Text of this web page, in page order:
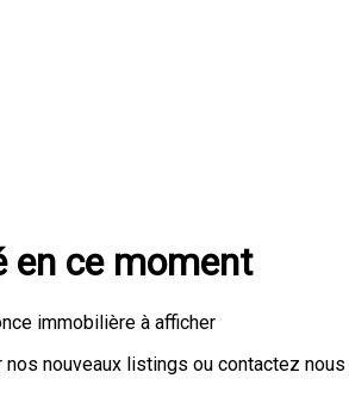
en ce moment
immobilière à afficher
nouveaux listings ou contactez